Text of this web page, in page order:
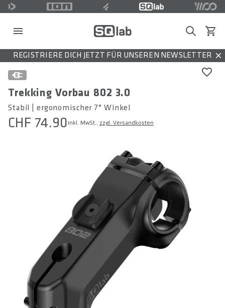
Search
REGISTRIERE DICH JETZT FÜR UNSEREN NEWSLETTER
Trekking Vorbau 802 3.0
Stabil | ergonomischer 7° Winkel
CHF 74.90 inkl. MwSt., zzgl. Versandkosten